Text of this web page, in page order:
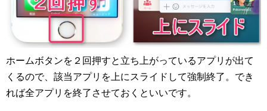
ホームボタンを２回押すと立ち上がっているアプリが出て
くるので、該当アプリを上にスライドして強制終了。でき
れば全アプリを終了させておくといいです。